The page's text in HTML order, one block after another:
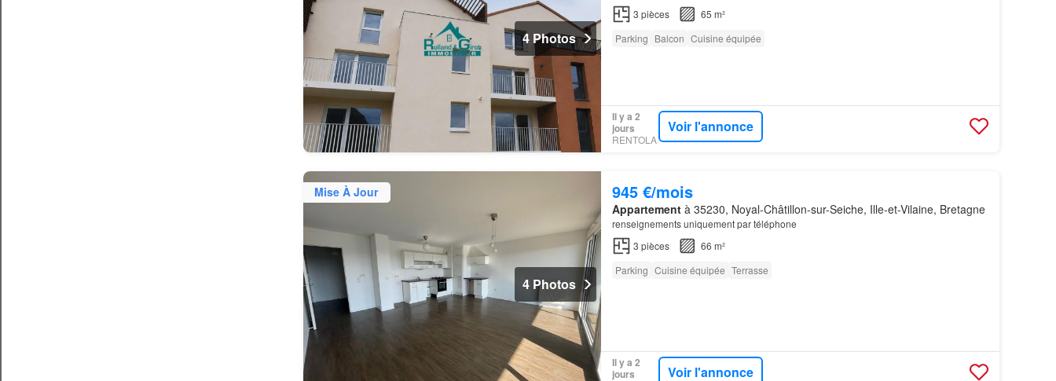
4 Photos
3 pièces
65 m²
Parking Balcon Cuisine équipée
Il y a 2
jours
RENTOLA
Voir l'annonce
Mise À Jour
4 Photos
945 €/mois
Appartementà 35230, Noyal-Châtillon-sur-Seiche, Ille-et-Vilaine, Bretagne
renseignements uniquement par téléphone
3 pièces
66 m²
Parking Cuisine équipée Terrasse
Il y a 2
jours
Voir l'annonce